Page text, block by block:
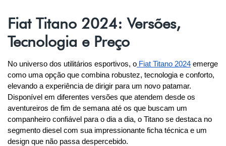
Fiat Titano 2024: Versões,
Tecnologia e Preço
No universo dos utilitários esportivos, o Fiat Titano 2024 emerge
como uma opção que combina robustez, tecnologia e conforto,
elevando a experiência de dirigir para um novo patamar.
Disponível em diferentes versões que atendem desde os
aventureiros de fim de semana até os que buscam um
companheiro confiável para o dia a dia, o Titano se destaca no
segmento diesel com sua impressionante ficha técnica e um
design que não passa despercebido.